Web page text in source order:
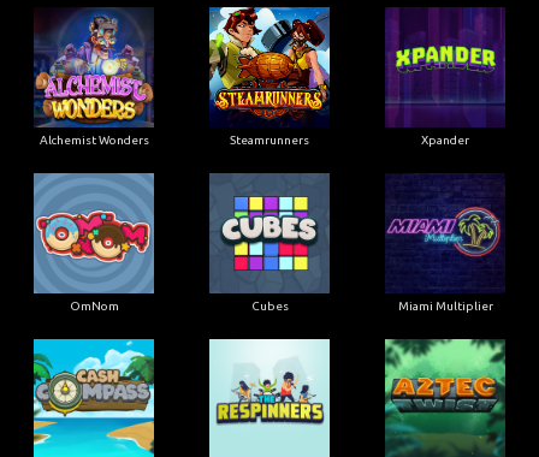
Alchemist Wonders Steamrunners Xpander
OmNom Cubes Miami Multiplier